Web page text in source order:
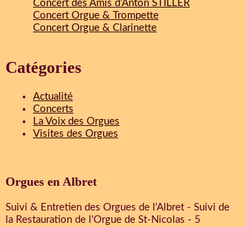
Concert des Amis d’Anton STILLER
Concert Orgue & Trompette
Concert Orgue & Clarinette
Catégories
Actualité
Concerts
La Voix des Orgues
Visites des Orgues
Orgues en Albret
Suivi & Entretien des Orgues de l'Albret - Suivi de
la Restauration de l'Orgue de St-Nicolas - 5